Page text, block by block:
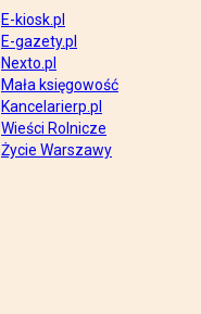
E-kiosk.pl
E-gazety.pl
Nexto.pl
Mała księgowość
Kancelarierp.pl
Wieści Rolnicze
Życie Warszawy